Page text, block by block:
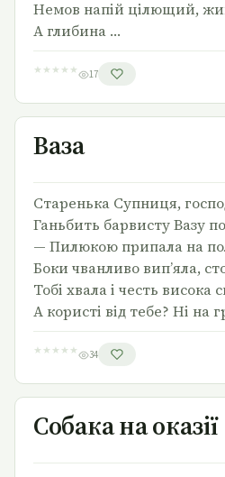
Немов напій цілющий,
А глибина …
★ ★ ★ ★ ★ 17
Ваза
Ваза
Старенька Супниця,
Ганьбить барвисту Вазу
— Пилюкою припала на
Боки чванливо вип’яла,
Тобі хвала і честь висока
А користі від тебе? Ні на
★ ★ ★ ★ ★ 34
Собака на
Собака на оказії